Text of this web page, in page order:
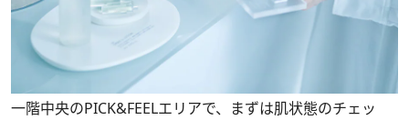
一階中央のPICK&FEELエリアで、まずは肌状態のチェッ